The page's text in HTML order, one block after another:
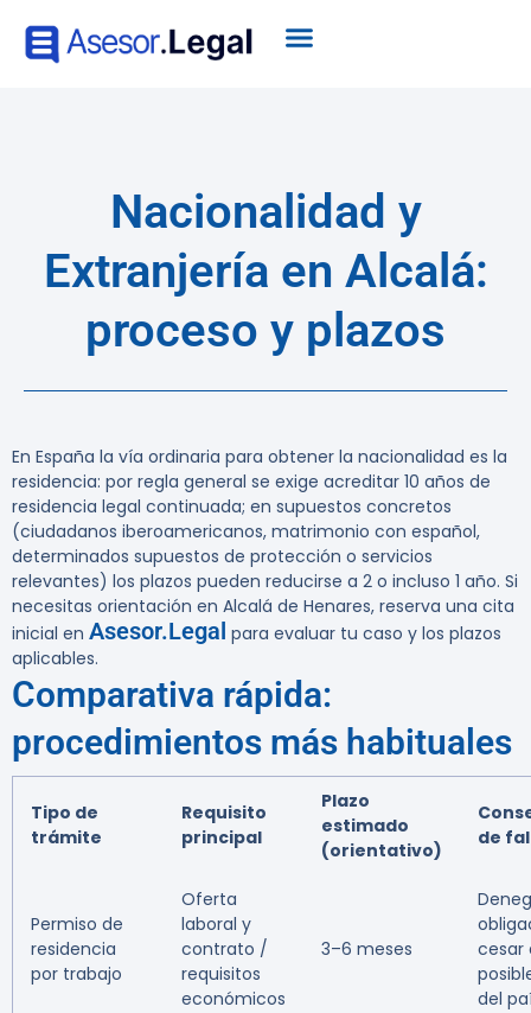
Nacionalidad y
Extranjería en Alcalá:
proceso y plazos
En España la vía ordinaria para obtener la nacionalidad es la
residencia: por regla general se exige acreditar 10 años de
residencia legal continuada; en supuestos concretos
(ciudadanos iberoamericanos, matrimonio con español,
determinados supuestos de protección o servicios
relevantes) los plazos pueden reducirse a 2 o incluso 1 año. Si
necesitas orientación en Alcalá de Henares, reserva una cita
inicial en Asesor.Legal para evaluar tu caso y los plazos
aplicables.
Comparativa rápida:
procedimientos más habituales
Tipo de
trámite
Requisito
principal
Plazo
estimado
(orientativo)
de
Permiso de
residencia
por trabajo
Oferta
laboral y
contrato /
requisitos
económicos
3–6 meses
cesar
del